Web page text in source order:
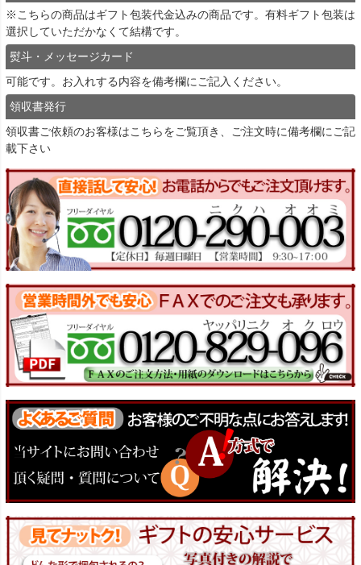
※こちらの商品はギフト包装代金込みの商品です。有料ギフト包装は
選択していただかなくて結構です。
熨斗・メッセージカード
可能です。お入れする内容を備考欄にご記入ください。
領収書発行
領収書ご依頼のお客様はこちらをご覧頂き、ご注文時に備考欄にご記
載下さい